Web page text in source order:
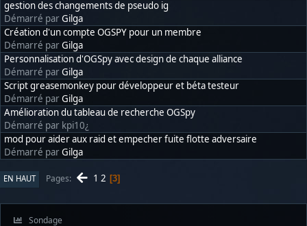
gestion des changements de pseudo ig
Démarré parGilga
Création d'un compte OGSPY pour un membre
Démarré parGilga
Personnalisation d'OGSpy avec design de chaque alliance
Démarré parGilga
Script greasemonkey pour développeur et béta testeur
Démarré parGilga
Amélioration du tableau de recherche OGSpy
Démarré par kpi10¿
mod pour aider aux raid et empecher fuite flotte adversaire
Démarré parGilga
EN HAUT Pages 1 2 3
Sondage